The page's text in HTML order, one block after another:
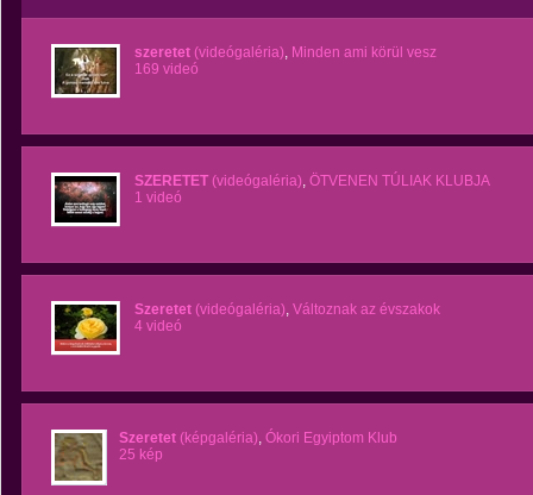
szeretet (videógaléria), Minden ami körül vesz
169 videó
SZERETET (videógaléria), ÖTVENEN TÚLIAK KLUBJA
1 videó
Szeretet (videógaléria), Változnak az évszakok
4 videó
Szeretet (képgaléria), Ókori Egyiptom Klub
25 kép